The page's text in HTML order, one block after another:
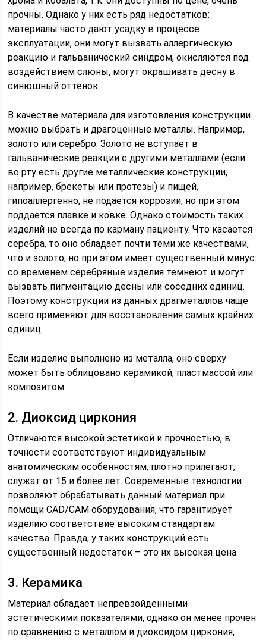
прочны. Однако у них есть ряд недостатков:
материалы часто дают усадку в процессе
эксплуатации, они могут вызвать аллергическую
реакцию и гальванический синдром, окисляются под
воздействием слюны, могут окрашивать десну в
синюшный оттенок.
В качестве материала для изготовления конструкции
можно выбрать и драгоценные металлы. Например,
золото или серебро. Золото не вступает в
гальванические реакции с другими металлами (если
во рту есть другие металлические конструкции,
например, брекеты или протезы) и пищей,
гипоаллергенно, не подается коррозии, но при этом
поддается плавке и ковке. Однако стоимость таких
изделий не всегда по карману пациенту. Что касается
серебра, то оно обладает почти теми же качествами,
что и золото, но при этом имеет существенный минус:
со временем серебряные изделия темнеют и могут
вызвать пигментацию десны или соседних единиц.
Поэтому конструкции из данных драгметаллов чаще
всего применяют для восстановления самых крайних
единиц.
Если изделие выполнено из металла, оно сверху
может быть облицовано керамикой, пластмассой или
композитом.
2. Диоксид циркония
Отличаются высокой эстетикой и прочностью, в
точности соответствуют индивидуальным
анатомическим особенностям, плотно прилегают,
служат от 15 и более лет. Современные технологии
позволяют обрабатывать данный материал при
помощи CAD/CAM оборудования, что гарантирует
изделию соответствие высоким стандартам
качества. Правда, у таких конструкций есть
существенный недостаток – это их высокая цена.
3. Керамика
Материал обладает непревзойденными
эстетическими показателями, однако он менее прочен
по сравнению с металлом и диоксидом циркония,